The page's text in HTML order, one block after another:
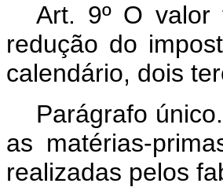
Art. 9º O valor
redução do
calendário, dois
Parágrafo
as matérias-
realizadas pelos